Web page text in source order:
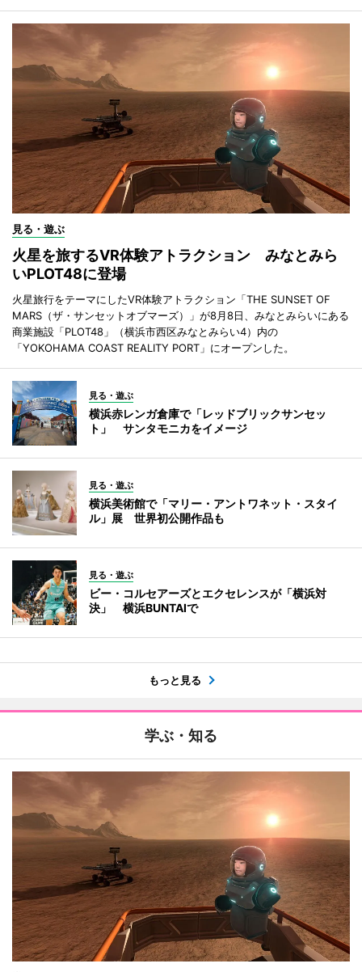
見る・遊ぶ
火星を旅するVR体験アトラクション みなとみら
いPLOT48に登場
火星旅行をテーマにしたVR体験アトラクション「THE SUNSET OF
MARS（ザ・サンセットオブマーズ）」が8月8日、みなとみらいにある
商業施設「PLOT48」（横浜市西区みなとみらい4）内の
「YOKOHAMA COAST REALITY PORT」にオープンした。
見る・遊ぶ
横浜赤レンガ倉庫で「レッドブリックサンセッ
ト」 サンタモニカをイメージ
見る・遊ぶ
横浜美術館で「マリー・アントワネット・スタイ
ル」展 世界初公開作品も
見る・遊ぶ
ビー・コルセアーズとエクセレンスが「横浜対
決」 横浜BUNTAIで
もっと見る
学ぶ・知る